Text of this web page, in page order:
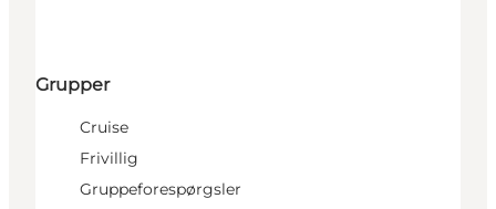
Grupper
Cruise
Frivillig
Gruppeforespørgsler